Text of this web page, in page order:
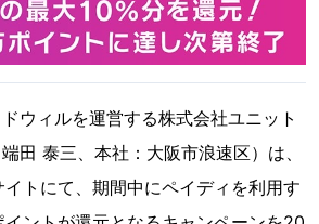
ウィルを運営する株式会社ユニット
田 泰三、本社：大阪市浪速区）は、
トにて、期間中にペイディを利用す